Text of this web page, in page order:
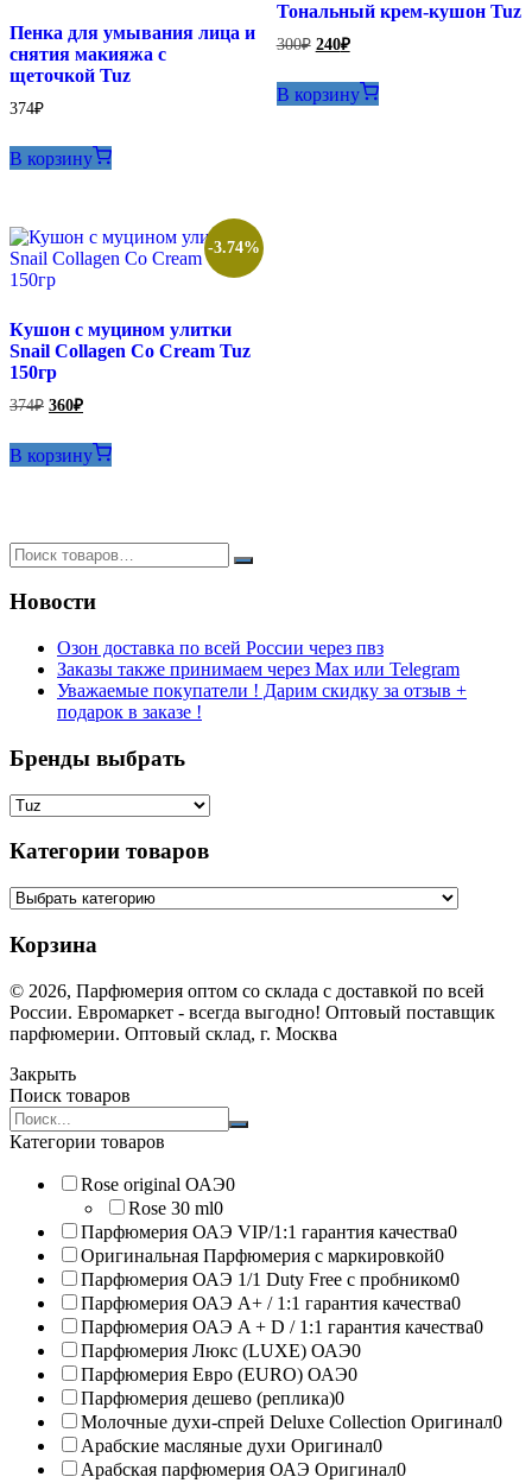
Пенка для умывания лица и
снятия макияжа с
щеточкой Tuz
374₽
В корзину
Тональный крем-кушон Tuz
300₽ Первоначальная
составляла
300₽.
240₽Текущая
240₽.
В корзину
-3.74%
Кушон с муцином улитки
Snail Collagen Co Cream Tuz
150гр
374₽ Первоначальная
составляла
374₽.
360₽Текущая
360₽.
В корзину
Новости
Озон доставка по всей России через пвз
Заказы также принимаем через Max или Telegram
Уважаемые покупатели ! Дарим скидку за отзыв +
подарок в заказе !
Бренды выбрать
Категории товаров
Корзина
© 2026, Парфюмерия оптом со склада с доставкой по всей
России. Евромаркет - всегда выгодно! Оптовый поставщик
парфюмерии. Оптовый склад, г. Москва
Закрыть
Поиск товаров
Search
products:
Категории товаров
Rose original ОАЭ0
Rose 30 ml0
Парфюмерия ОАЭ VIP/1:1 гарантия качества0
Оригинальная Парфюмерия с маркировкой0
Парфюмерия ОАЭ 1/1 Duty Free с пробником0
Парфюмерия ОАЭ A+ / 1:1 гарантия качества0
Парфюмерия ОАЭ A + D / 1:1 гарантия качества0
Парфюмерия Люкс (LUXE) ОАЭ0
Парфюмерия Евро (EURO) ОАЭ0
Парфюмерия дешево (реплика)0
Молочные духи-спрей Deluxe Collection Оригинал0
Арабские масляные духи Оригинал0
Арабская парфюмерия ОАЭ Оригинал0